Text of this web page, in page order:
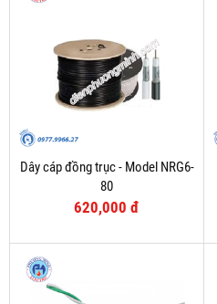
Dây cáp đồng trục - Model NRG6-
80
620,000 đ